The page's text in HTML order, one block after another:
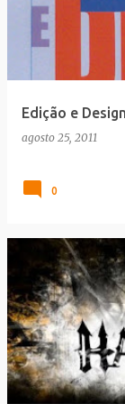
Edição e Design
agosto 25, 2011
0